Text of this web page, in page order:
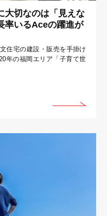
大切なのは「見えな
率いるAceの躍進が
住宅の建設・販売を手掛け
年の福岡エリア「子育て世